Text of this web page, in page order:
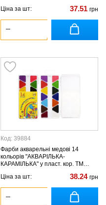
Ціна за шт: 37.51 грн
Код: 39884
Фарби акварельні медові 14
кольорів "АКВАРІЛЬКА-
КАРАМІЛЬКА" у пласт. кор. ТМ
Ціна за шт: 38.24 грн